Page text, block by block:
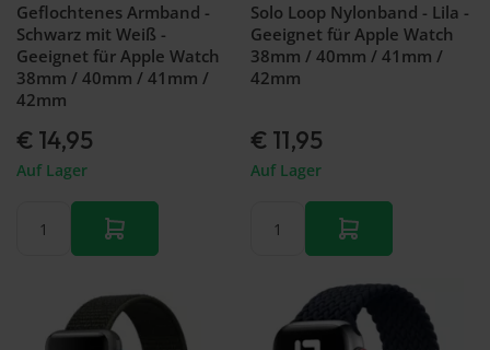
Geflochtenes Armband -
Schwarz mit Weiß -
Geeignet für Apple Watch
38mm / 40mm / 41mm /
42mm
€ 14,95
Auf Lager
Solo Loop Nylonband - Lila -
Geeignet für Apple Watch
38mm / 40mm / 41mm /
42mm
€ 11,95
Auf Lager